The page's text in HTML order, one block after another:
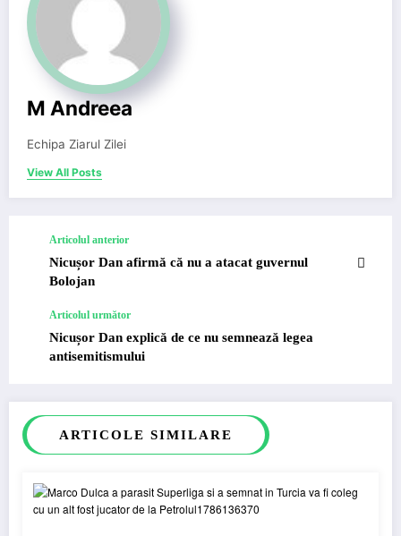
M Andreea
Echipa Ziarul Zilei
View All Posts
Articolul anterior
Nicușor Dan afirmă că nu a atacat guvernul
Bolojan
Articolul următor
Nicușor Dan explică de ce nu semnează legea
antisemitismului
ARTICOLE SIMILARE